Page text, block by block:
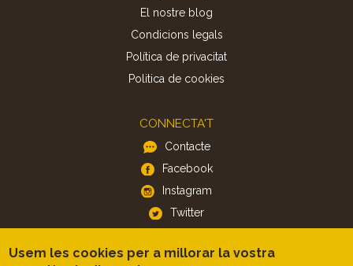
El nostre blog
Condicions legals
Política de privacitat
Politica de cookies
CONNECTA'T
Contacte
Facebook
Instagram
Twitter
APP
Usem les cookies per a millorar la vostra